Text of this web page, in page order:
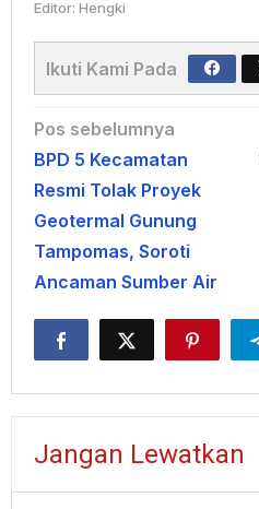
Editor: Hengki
Ikuti Kami Pada
Navigasi
pos
Pos sebelumnya
BPD 5 Kecamatan
Resmi Tolak Proyek
Geotermal Gunung
Tampomas, Soroti
Ancaman Sumber Air
Jangan Lewatkan